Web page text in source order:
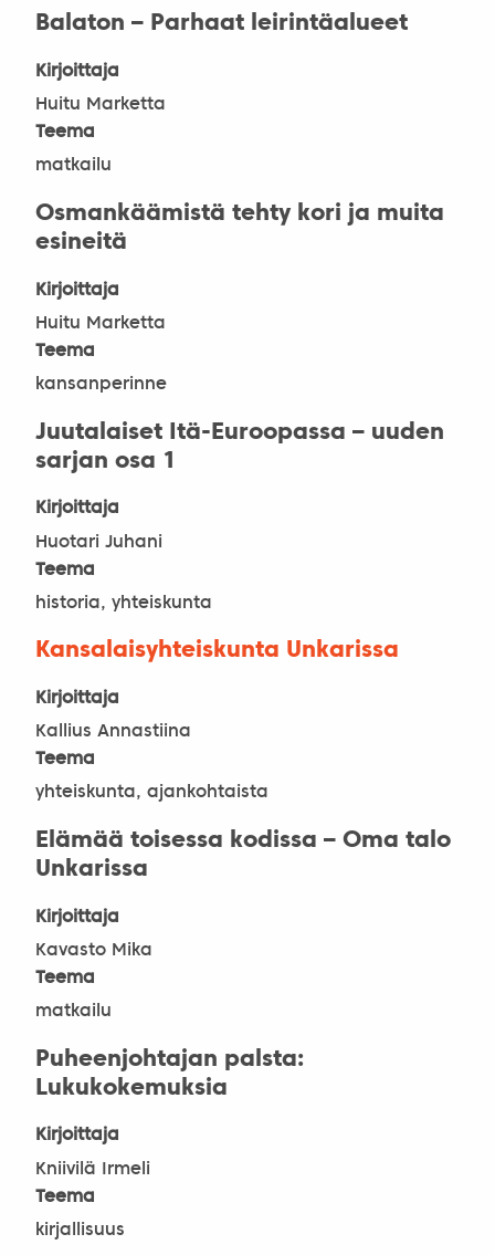
Balaton – Parhaat leirintäalueet
Kirjoittaja
Huitu Marketta
Teema
matkailu
Osmankäämistä tehty kori ja muita
esineitä
Kirjoittaja
Huitu Marketta
Teema
kansanperinne
Juutalaiset Itä-Euroopassa – uuden
sarjan osa 1
Kirjoittaja
Huotari Juhani
Teema
historia, yhteiskunta
Kansalaisyhteiskunta Unkarissa
Kirjoittaja
Kallius Annastiina
Teema
yhteiskunta, ajankohtaista
Elämää toisessa kodissa – Oma talo
Unkarissa
Kirjoittaja
Kavasto Mika
Teema
matkailu
Puheenjohtajan palsta:
Lukukokemuksia
Kirjoittaja
Kniivilä Irmeli
Teema
kirjallisuus